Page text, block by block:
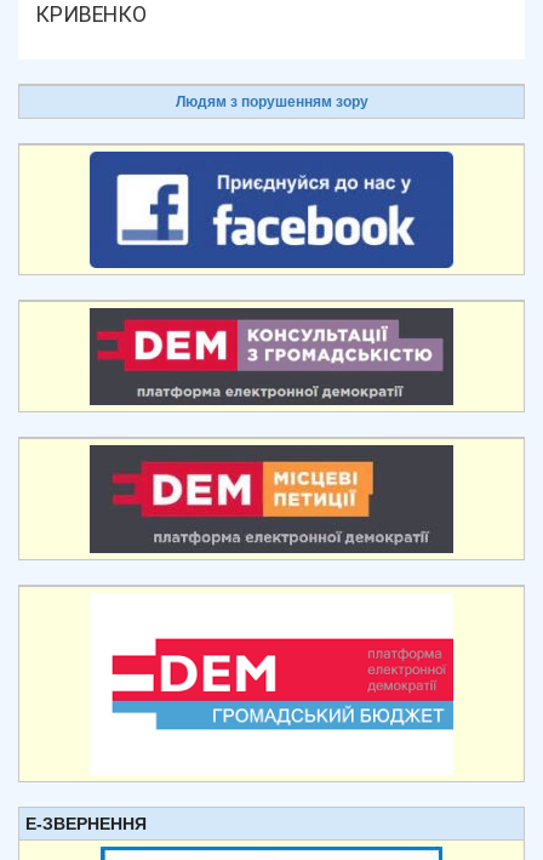
КРИВЕНКО
Людям з порушенням зору
Е-ЗВЕРНЕННЯ